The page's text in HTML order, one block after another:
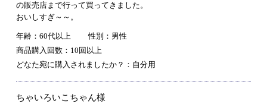
の販売店まで行って買ってきました。
おいしすぎ～～。
年齢：60代以上
性別：男性
商品購入回数：10回以上
どなた宛に購入されましたか？：自分用
ちゃいろいこちゃん様